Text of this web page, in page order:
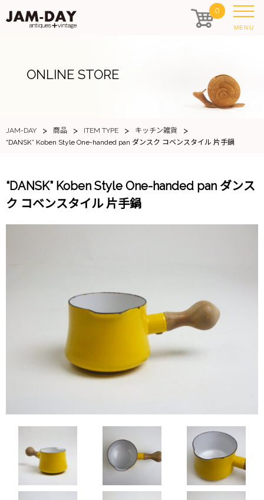
0
MENU
ONLINE STORE
JAM-DAY > 商品 > ITEM TYPE > キッチン雑貨 >
“DANSK” Koben Style One-handed pan ダンスク コベンスタイル 片手鍋
“DANSK” Koben Style One-handed pan ダンス
ク コベンスタイル 片手鍋